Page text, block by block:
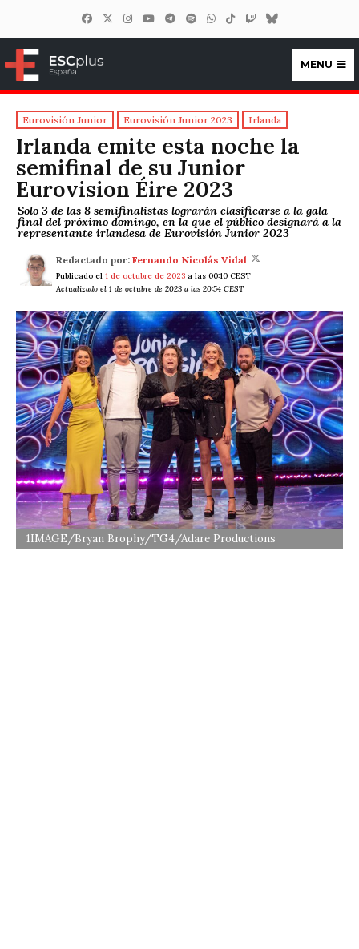
ESCplus España
MENU
Eurovisión Junior Eurovisión Junior 2023 Irlanda
Irlanda emite esta noche la
semifinal de su Junior
Eurovision Éire 2023
Solo 3 de las 8 semifinalistas lograrán clasificarse a la gala
final del próximo domingo, en la que el público designará a la
representante irlandesa de Eurovisión Junior 2023
Redactado por: Fernando Nicolás Vidal
Publicado el 1 de octubre de 2023 a las 00:10 CEST
Actualizado el 1 de octubre de 2023 a las 20:54 CEST
1IMAGE/Bryan Brophy/TG4/Adare Productions